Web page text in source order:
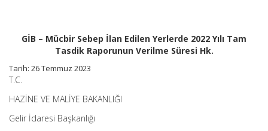
GİB – Mücbir Sebep İlan Edilen Yerlerde 2022 Yılı Tam
Tasdik Raporunun Verilme Süresi Hk.
Tarih: 26 Temmuz 2023
T.C.
HAZİNE VE MALİYE BAKANLIĞI
Gelir İdaresi Başkanlığı